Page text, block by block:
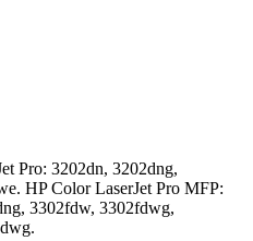
Pro: 3202dn, 3202dng,
HP Color LaserJet Pro MFP:
3302fdw, 3302fdwg,